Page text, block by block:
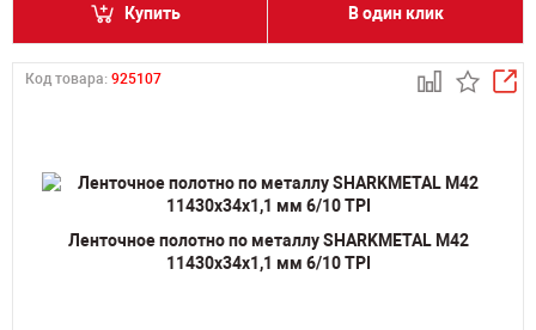
Купить В один клик
Код товара: 925107
Ленточное полотно по металлу SHARKMETAL M42
11430х34х1,1 мм 6/10 TPI